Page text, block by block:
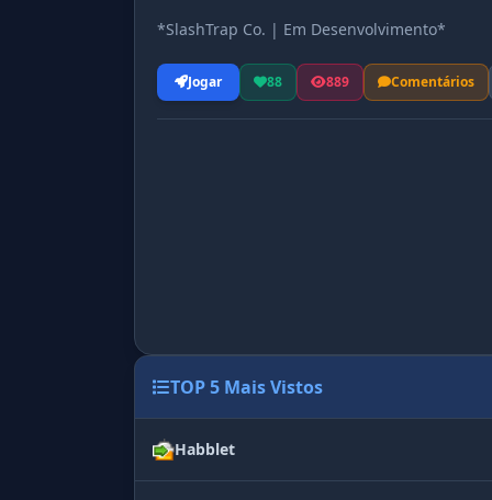
*SlashTrap Co. | Em Desenvolvimento*
Jogar 88 889 Comentários
TOP 5 Mais Vistos
Habblet